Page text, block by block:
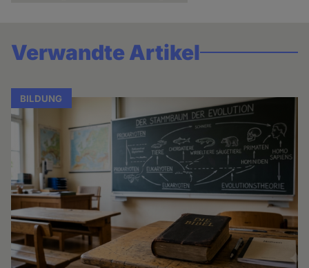
Verwandte Artikel
BILDUNG